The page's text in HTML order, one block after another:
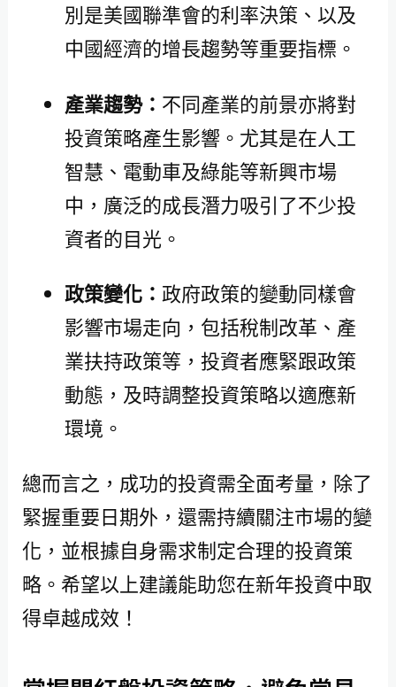
別是美國聯準會的利率決策、以及
中國經濟的增長趨勢等重要指標。
產業趨勢： 不同產業的前景亦將對
投資策略產生影響。尤其是在人工
智慧、電動車及綠能等新興市場
中，廣泛的成長潛力吸引了不少投
資者的目光。
政策變化： 政府政策的變動同樣會
影響市場走向，包括稅制改革、產
業扶持政策等，投資者應緊跟政策
動態，及時調整投資策略以適應新
環境。
總而言之，成功的投資需全面考量，除了
緊握重要日期外，還需持續關注市場的變
化，並根據自身需求制定合理的投資策
略。希望以上建議能助您在新年投資中取
得卓越成效！